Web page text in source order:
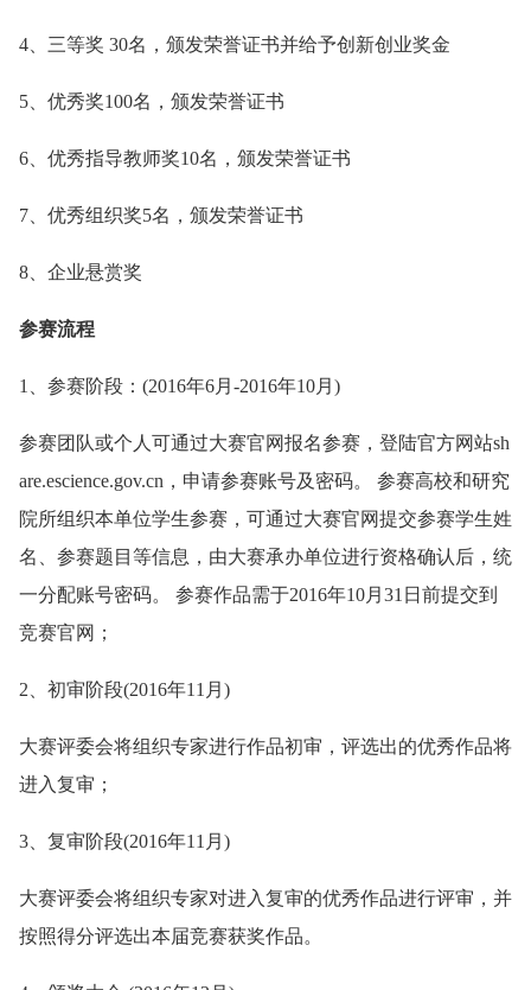
4、三等奖 30名，颁发荣誉证书并给予创新创业奖金
5、优秀奖100名，颁发荣誉证书
6、优秀指导教师奖10名，颁发荣誉证书
7、优秀组织奖5名，颁发荣誉证书
8、企业悬赏奖
参赛流程
1、参赛阶段：(2016年6月-2016年10月)
参赛团队或个人可通过大赛官网报名参赛，登陆官方网站sh
are.escience.gov.cn，申请参赛账号及密码。 参赛高校和研究
院所组织本单位学生参赛，可通过大赛官网提交参赛学生姓
名、参赛题目等信息，由大赛承办单位进行资格确认后，统
一分配账号密码。 参赛作品需于2016年10月31日前提交到
竞赛官网；
2、初审阶段(2016年11月)
大赛评委会将组织专家进行作品初审，评选出的优秀作品将
进入复审；
3、复审阶段(2016年11月)
大赛评委会将组织专家对进入复审的优秀作品进行评审，并
按照得分评选出本届竞赛获奖作品。